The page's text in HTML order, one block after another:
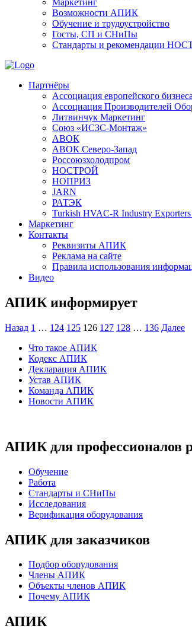
Маркетинг
Возможности АПИК
Обучение и трудоустройство
Госты, СП и СНиПы
Стандарты и рекомендации
Партнёры
Ассоциация европейского
Aссоциация Производителей
Литвинчук Маркетинг
Союз «ИСЗС-Монтаж»
АВОК
АВОК Северо-Запад
Россоюзхолодпром
НОСТРОЙ
НОПРИЗ
JARN
РАТЭК
Turkish HVAC-R Industry
Маркетинг
Контакты
Реквизиты АПИК
Реклама на сайте
Правила использования
Видео
АПИК информирует
Пагинация
записей
Назад 1 … 124 125 126 127 128 … 136 Далее
Что такое АПИК
Кодекс АПИК
Декларация АПИК
Устав АПИК
Команда АПИК
Новости АПИК
АПИК для профессионалов
Обучение
Работа
Стандарты и СНиПы
Исследования
Верификация оборудования
АПИК для заказчиков
Подбор оборудования
Члены АПИК
Объекты членов АПИК
Почему АПИК
АПИК